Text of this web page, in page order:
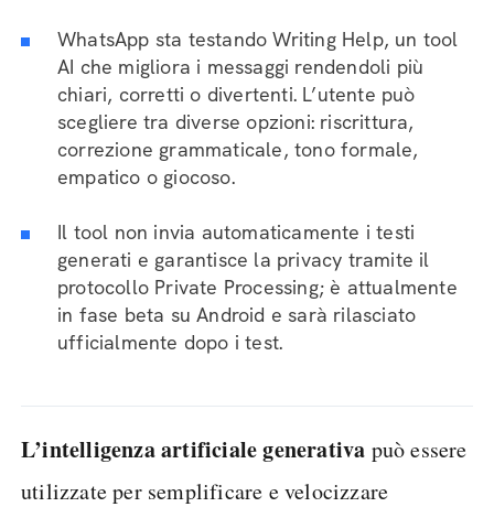
WhatsApp sta testando Writing Help, un tool
AI che migliora i messaggi rendendoli più
chiari, corretti o divertenti. L’utente può
scegliere tra diverse opzioni: riscrittura,
correzione grammaticale, tono formale,
empatico o giocoso.
Il tool non invia automaticamente i testi
generati e garantisce la privacy tramite il
protocollo Private Processing; è attualmente
in fase beta su Android e sarà rilasciato
ufficialmente dopo i test.
L’intelligenza artificiale generativa può essere
utilizzate per semplificare e velocizzare